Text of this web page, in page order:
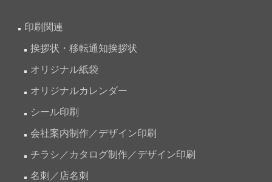
印刷関連
挨拶状・移転通知挨拶状
オリジナル紙袋
オリジナルカレンダー
シール印刷
会社案内制作／デザイン印刷
チラシ／カタログ制作／デザイン印刷
名刺／店名刺